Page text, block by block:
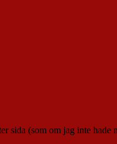
sida (som om jag inte hade